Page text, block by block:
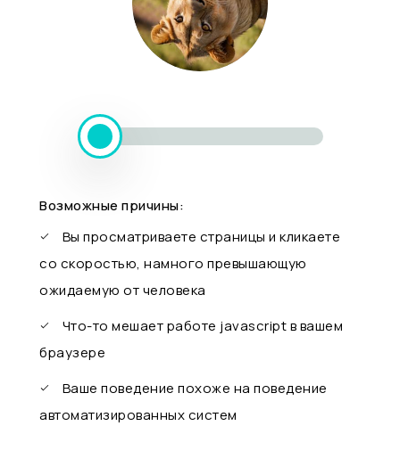
Возможные причины:
Вы просматриваете страницы и кликаете
со скоростью, намного превышающую
ожидаемую от человека
Что-то мешает работе javascript в вашем
браузере
Ваше поведение похоже на поведение
автоматизированных систем